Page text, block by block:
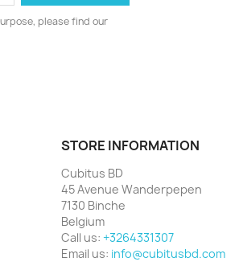
please find our
STORE INFORMATION
Cubitus BD
45 Avenue Wanderpepen
7130 Binche
Belgium
Call us: +3264331307
Email us: info@cubitusbd.com